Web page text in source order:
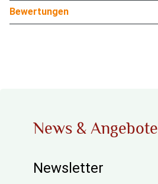
Bewertungen
News & Angebote
Newsletter